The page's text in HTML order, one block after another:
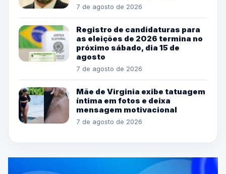
7 de agosto de 2026
Registro de candidaturas para
as eleições de 2026 termina no
próximo sábado, dia 15 de
agosto
7 de agosto de 2026
Mãe de Virginia exibe tatuagem
íntima em fotos e deixa
mensagem motivacional
7 de agosto de 2026